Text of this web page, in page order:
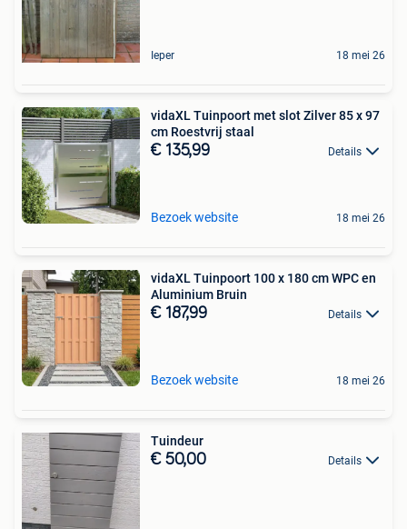
Ieper 18 mei 26
vidaXL Tuinpoort met slot Zilver 85 x 97
cm Roestvrij staal
€ 135,99 Details
Bezoek website 18 mei 26
vidaXL Tuinpoort 100 x 180 cm WPC en
Aluminium Bruin
€ 187,99 Details
Bezoek website 18 mei 26
Tuindeur
€ 50,00 Details